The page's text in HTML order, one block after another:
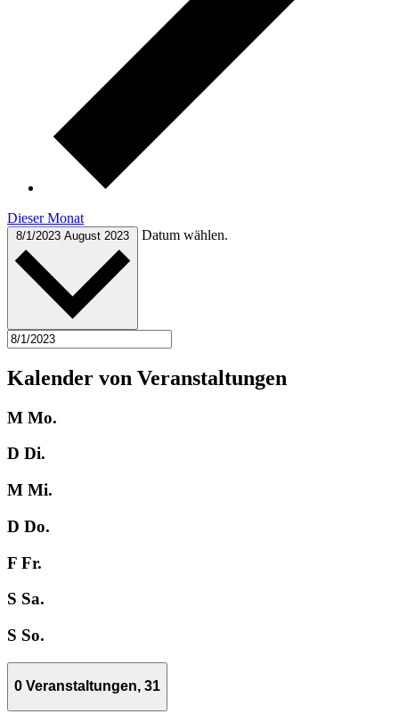
Dieser Monat
8/1/2023 August 2023 Datum wählen.
Kalender von Veranstaltungen
M Mo.
D Di.
M Mi.
D Do.
F Fr.
S Sa.
S So.
0 Veranstaltungen, 31